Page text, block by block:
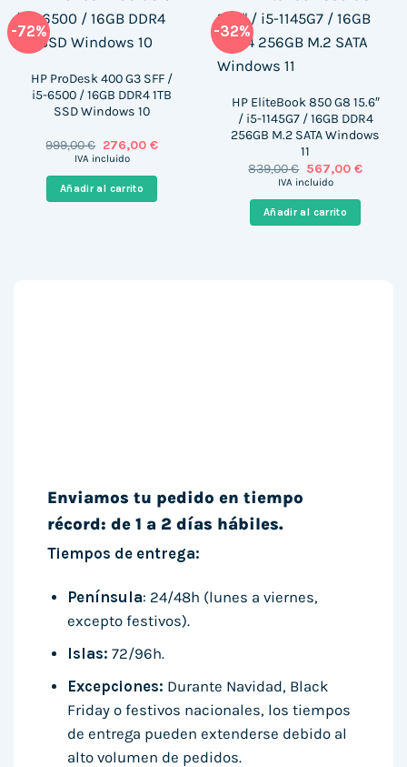
-72%
HP ProDesk 400 G3 SFF /
i5-6500 / 16GB DDR4 1TB
SSD Windows 10
999,00€ El
precio
era:
999,00 €.
276,00 €El
es:
IVA incluido
Añadir al carrito
-32%
HP EliteBook 850 G8 15.6″
/ i5-1145G7 / 16GB DDR4
256GB M.2 SATA Windows
11
839,00€ El
precio
era:
839,00 €.
567,00 €El
IVA incluido
Añadir al carrito
Enviamos tu pedido en tiempo
récord: de 1 a 2 días hábiles.
Tiempos de entrega:
Península: 24/48h (lunes a viernes,
excepto festivos).
Islas: 72/96h.
Excepciones: Durante Navidad, Black
Friday o festivos nacionales, los tiempos
de entrega pueden extenderse debido al
alto volumen de pedidos.